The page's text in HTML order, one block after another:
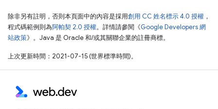
除非另有註明，否則本頁面中的內容是採用創用 CC 姓名標示 4.0 授權 ，
程式碼範例則為阿帕契 2.0 授權。詳情請參閱《Google Developers 網
站政策》。Java 是 Oracle 和/或其關聯企業的註冊商標。
上次更新時間：2021-07-15 (世界標準時間)。